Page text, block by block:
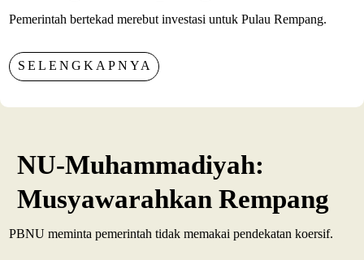
Pemerintah bertekad merebut investasi untuk Pulau Rempang.
SELENGKAPNYA
NU-Muhammadiyah:
Musyawarahkan Rempang
PBNU meminta pemerintah tidak memakai pendekatan koersif.